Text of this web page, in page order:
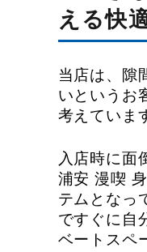
える快
当店は、隙
いというお
考えていま
入店時に面
浦安 漫喫
テムとなっ
ですぐに自
ベートスペ